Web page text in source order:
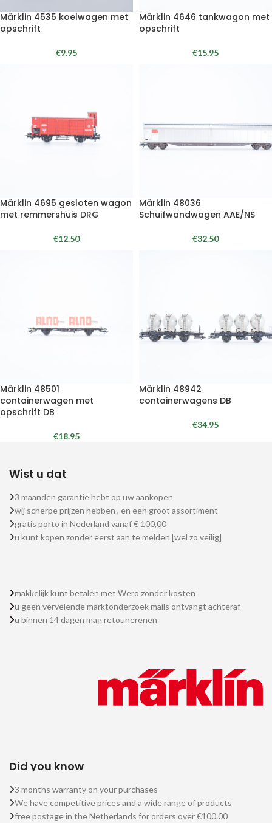
Märklin 4535 koelwagen met
opschrift
€9.95
Märklin 4646 tankwagon met
opschrift
€15.95
Märklin 4695 gesloten wagon
met remmershuis DRG
€12.50
Märklin 48036
Schuifwandwagen AAE/NS
€32.50
Märklin 48501
containerwagen met
opschrift DB
€18.95
Märklin 48942
containerwagens DB
€34.95
Wist u dat
3 maanden garantie hebt op uw aankopen
wij scherpe prijzen hebben , en een groot assortiment
gratis porto in Nederland vanaf € 100,00
u kunt kopen zonder eerst aan te melden [wel zo veilig]
makkelijk kunt betalen met Wero zonder kosten
u geen vervelende marktonderzoek mails ontvangt achteraf
u binnen 14 dagen mag retounerenen
Did you know
3 months warranty on your purchases
We have competitive prices and a wide range of products
free postage in the Netherlands for orders over €100.00